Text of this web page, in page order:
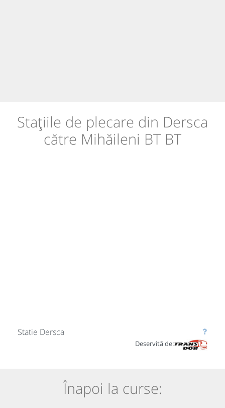
Stațiile de plecare din Dersca
către Mihăileni BT BT
Statie Dersca
Deservită de:
Înapoi la curse: